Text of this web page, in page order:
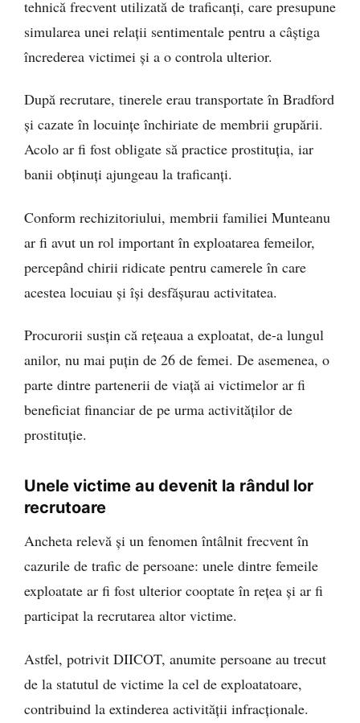
tehnică frecvent utilizată de traficanți, care presupune
simularea unei relații sentimentale pentru a câștiga
încrederea victimei și a o controla ulterior.
După recrutare, tinerele erau transportate în Bradford
și cazate în locuințe închiriate de membrii grupării.
Acolo ar fi fost obligate să practice prostituția, iar
banii obținuți ajungeau la traficanți.
Conform rechizitoriului, membrii familiei Munteanu
ar fi avut un rol important în exploatarea femeilor,
percepând chirii ridicate pentru camerele în care
acestea locuiau și își desfășurau activitatea.
Procurorii susțin că rețeaua a exploatat, de-a lungul
anilor, nu mai puțin de 26 de femei. De asemenea, o
parte dintre partenerii de viață ai victimelor ar fi
beneficiat financiar de pe urma activităților de
prostituție.
Unele victime au devenit la rândul lor
recrutoare
Ancheta relevă și un fenomen întâlnit frecvent în
cazurile de trafic de persoane: unele dintre femeile
exploatate ar fi fost ulterior cooptate în rețea și ar fi
participat la recrutarea altor victime.
Astfel, potrivit DIICOT, anumite persoane au trecut
de la statutul de victime la cel de exploatatoare,
contribuind la extinderea activității infracționale.